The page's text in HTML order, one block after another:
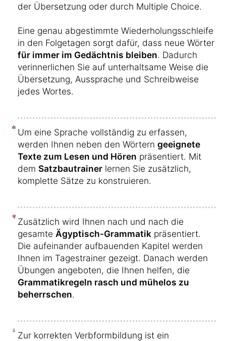
der Übersetzung oder durch Multiple Choice.
Eine genau abgestimmte Wiederholungsschleife
in den Folgetagen sorgt dafür, dass neue Wörter
für immer im Gedächtnis bleiben. Dadurch
verinnerlichen Sie auf unterhaltsame Weise die
Übersetzung, Aussprache und Schreibweise
jedes Wortes.
Um eine Sprache vollständig zu erfassen,
werden Ihnen neben den Wörtern geeignete
Texte zum Lesen und Hören präsentiert. Mit
dem Satzbautrainer lernen Sie zusätzlich,
komplette Sätze zu konstruieren.
Zusätzlich wird Ihnen nach und nach die
gesamte Ägyptisch-Grammatik präsentiert.
Die aufeinander aufbauenden Kapitel werden
Ihnen im Tagestrainer gezeigt. Danach werden
Übungen angeboten, die Ihnen helfen, die
Grammatikregeln rasch und mühelos zu
beherrschen.
Zur korrekten Verbformbildung ist ein